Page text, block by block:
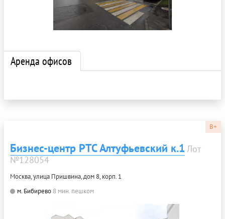
Аренда офисов
B+
Бизнес-центр РТС Алтуфьевский к.1 Лот
№128054
Москва, улица Пришвина, дом 8, корп. 1
м. Бибирево 8 мин. пешком